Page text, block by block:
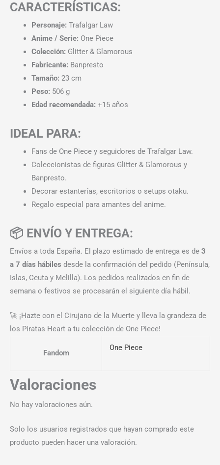
CARACTERÍSTICAS:
Personaje: Trafalgar Law
Anime / Serie: One Piece
Colección: Glitter & Glamorous
Fabricante: Banpresto
Tamaño: 23 cm
Peso: 506 g
Edad recomendada: +15 años
IDEAL PARA:
Fans de One Piece y seguidores de Trafalgar Law.
Coleccionistas de figuras Glitter & Glamorous y
Banpresto.
Decorar estanterías, escritorios o setups otaku.
Regalo especial para amantes del anime.
📦 ENVÍO Y ENTREGA:
Envíos a toda España. El plazo estimado de entrega es de 3
a 7 días hábiles desde la confirmación del pedido (Península,
Islas, Ceuta y Melilla). Los pedidos realizados en fin de
semana o festivos se procesarán el siguiente día hábil.
🚀 ¡Hazte con el Cirujano de la Muerte y lleva la grandeza de
los Piratas Heart a tu colección de One Piece!
Fandom
One Piece
Valoraciones
No hay valoraciones aún.
Solo los usuarios registrados que hayan comprado este
producto pueden hacer una valoración.